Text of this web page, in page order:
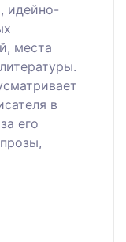
идейно-
места
в
его